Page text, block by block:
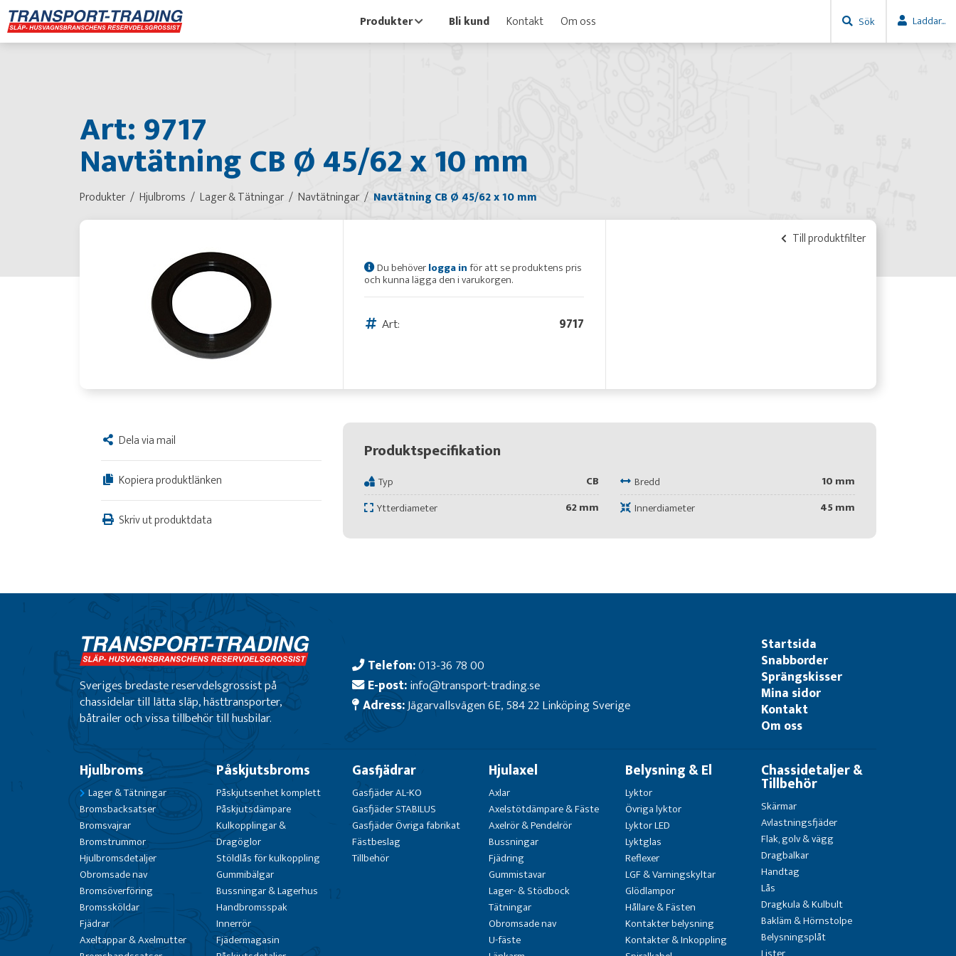
Produkter Bli kund Kontakt Om oss Sök Laddar...
Art: 9717
Navtätning CB Ø 45/62 x 10 mm
Produkter Hjulbroms Lager & Tätningar Navtätningar Navtätning CB Ø 45/62 x 10 mm
Till produktfilter
Du behöverlogga inför att se produktens pris
och kunna lägga den i varukorgen.
Art: 9717
Dela via mail
Kopiera produktlänken
Skriv ut produktdata
Produktspecifikation
Typ CB Bredd
10 mm
Ytterdiameter
62 mm Innerdiameter 45 mm
Sveriges bredaste reservdelsgrossist på
chassidelar till lätta släp, hästtransporter,
båtrailer och vissa tillbehör till husbilar.
Telefon:013-36 78 00
E-post:info@transport-trading.se
Adress:Jägarvallsvägen 6E, 584 22 Linköping Sverige
Startsida
Snabborder
Sprängskisser
Mina sidor
Kontakt
Om oss
Hjulbroms
Lager & Tätningar
Bromsbacksatser
Bromsvajrar
Bromstrummor
Hjulbromsdetaljer
Obromsade nav
Bromsöverföring
Bromssköldar
Fjädrar
Axeltappar & Axelmutter
Påskjutsbroms
Påskjutsenhet komplett
Påskjutsdämpare
Kulkopplingar &
Dragöglor
Stöldlås för kulkoppling
Gummibälgar
Bussningar & Lagerhus
Handbromsspak
Innerrör
Fjädermagasin
Gasfjädrar
Gasfjäder AL-KO
Gasfjäder STABILUS
Gasfjäder Övriga fabrikat
Fästbeslag
Tillbehör
Hjulaxel
Axlar
Axelstötdämpare & Fäste
Axelrör & Pendelrör
Bussningar
Fjädring
Gummistavar
Lager- & Stödbock
Tätningar
Obromsade nav
U-fäste
Belysning & El
Lyktor
Övriga lyktor
Lyktor LED
Lyktglas
Reflexer
LGF & Varningskyltar
Glödlampor
Hållare & Fästen
Kontakter belysning
Kontakter & Inkoppling
Chassidetaljer &
Tillbehör
Skärmar
Avlastningsfjäder
Flak, golv & vägg
Dragbalkar
Handtag
Lås
Dragkula & Kulbult
Bakläm & Hörnstolpe
Belysningsplåt